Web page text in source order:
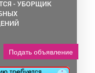
Подать объявление